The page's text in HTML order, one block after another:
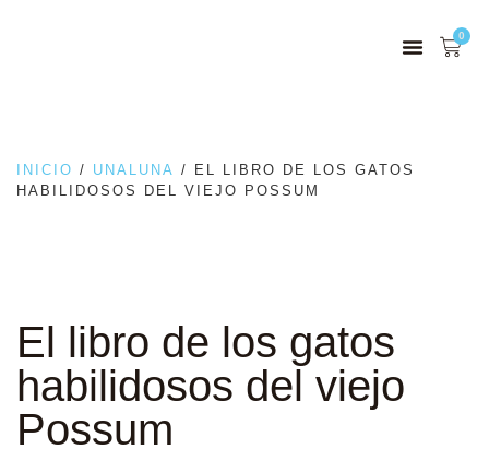
0
INICIO / UNALUNA / EL LIBRO DE LOS GATOS
HABILIDOSOS DEL VIEJO POSSUM
El libro de los gatos
habilidosos del viejo
Possum